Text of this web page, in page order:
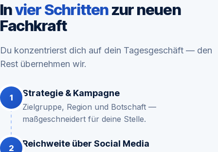
Invier Schrittenzur neuen
Fachkraft
Du konzentrierst dich auf dein Tagesgeschäft — den
Rest übernehmen wir.
Strategie & Kampagne
Zielgruppe, Region und Botschaft —
maßgeschneidert für deine Stelle.
Reichweite über Social Media